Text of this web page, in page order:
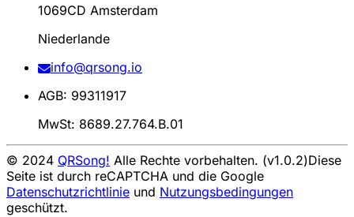
1069CD Amsterdam
Niederlande
info@qrsong.io
AGB: 99311917
MwSt: 8689.27.764.B.01
© 2024 QRSong! Alle Rechte vorbehalten. (v1.0.2)Diese
Seite ist durch reCAPTCHA und die Google
Datenschutzrichtlinie und Nutzungsbedingungen
geschützt.